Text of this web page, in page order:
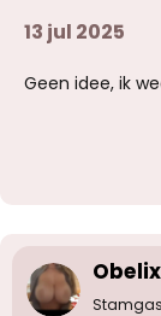
13 jul 2025
Geen idee, ik